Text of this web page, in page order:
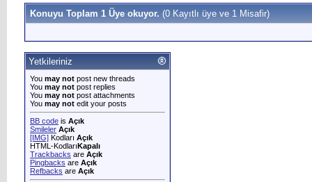
Konuyu Toplam 1 Üye okuyor. (0 Kayıtlı üye ve 1 Misafir)
Yetkileriniz
You may not post new threads
You may not post replies
You may not post attachments
You may not edit your posts
BB code is Açık
Smileler Açık
[IMG] Kodları Açık
HTML-KodlarıKapalı
Trackbacks are Açık
Pingbacks are Açık
Refbacks are Açık